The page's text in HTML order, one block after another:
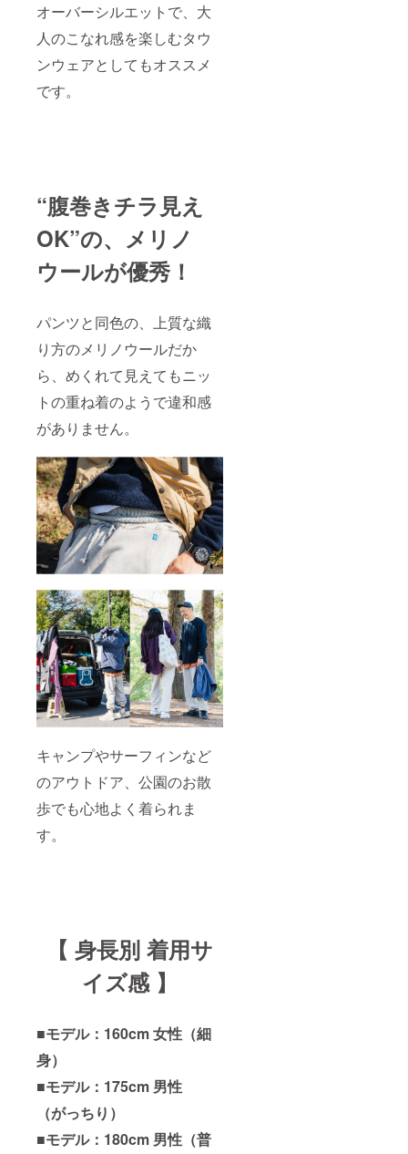
オーバーシルエットで、大
人のこなれ感を楽しむタウ
ンウェアとしてもオススメ
です。
“腹巻きチラ見え
OK”の、メリノ
ウールが優秀！
パンツと同色の、上質な織
り方のメリノウールだか
ら、めくれて見えてもニッ
トの重ね着のようで違和感
がありません。
キャンプやサーフィンなど
のアウトドア、公園のお散
歩でも心地よく着られま
す。
【 身長別 着用サ
イズ感 】
■モデル：160cm 女性（細
身）
■モデル：175cm 男性
（がっちり）
■モデル：180cm 男性（普